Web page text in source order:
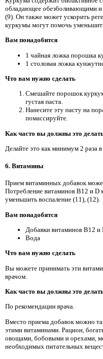
обладающее обезболивающими и
(9). Он также может ускорить
куркумы могут помочь
Вам понадобится
1 чайная ложка порошка
1 столовая ложка
Что вам нужно сделать
Смешайте порошок
густая паста.
Нанесите эту пасту на
помассируйте.
Как часто вы должны это
Делайте это как минимум 2 раза в
6. Витамины
Прием витаминных добавок
Потребление витаминов B12 и D
уменьшить воспаление (11), (12).
Вам понадобятся
Добавки витаминов B12 и
Вода
Что вам нужно сделать
Вы можете принимать эти
врачом.
Как часто вы должны это
По рекомендации врача.
Вместо приема добавок можно
этими витаминами. Рацион,
овощами, бобовыми и орехами,
необходимых питательных